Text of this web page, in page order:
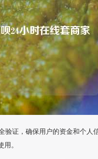
证，确保用户的资金和个人
。